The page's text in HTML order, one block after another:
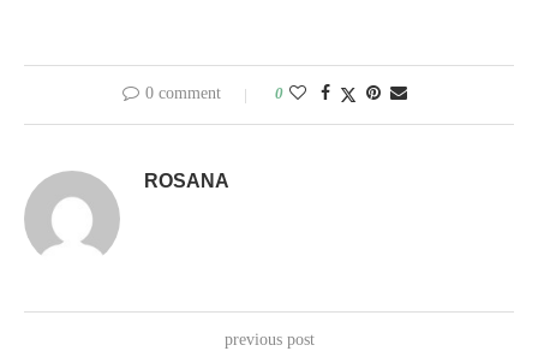
0 comment 0
ROSANA
previous post